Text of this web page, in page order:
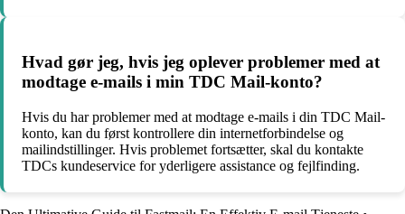
Hvad gør jeg, hvis jeg oplever problemer med at
modtage e-mails i min TDC Mail-konto?
Hvis du har problemer med at modtage e-mails i din TDC Mail-
konto, kan du først kontrollere din internetforbindelse og
mailindstillinger. Hvis problemet fortsætter, skal du kontakte
TDCs kundeservice for yderligere assistance og fejlfinding.